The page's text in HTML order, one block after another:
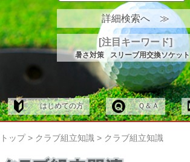
詳細検索へ ≫
[注目キーワード]
暑さ対策 スリーブ用交換ソケット
はじめての方 Ｑ＆Ａ
トップ > クラブ組立知識 > クラブ組立知識